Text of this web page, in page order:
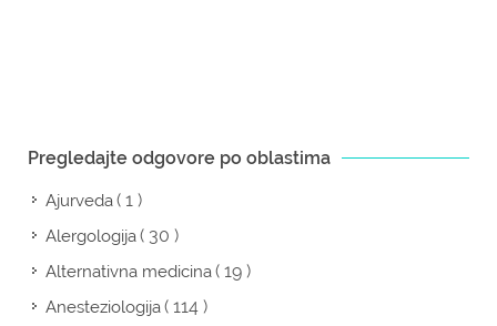
Pregledajte odgovore po oblastima
Ajurveda( 1 )
Alergologija( 30 )
Alternativna medicina( 19 )
Anesteziologija( 114 )